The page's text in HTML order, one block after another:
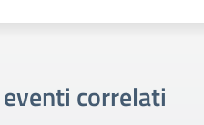
correlati